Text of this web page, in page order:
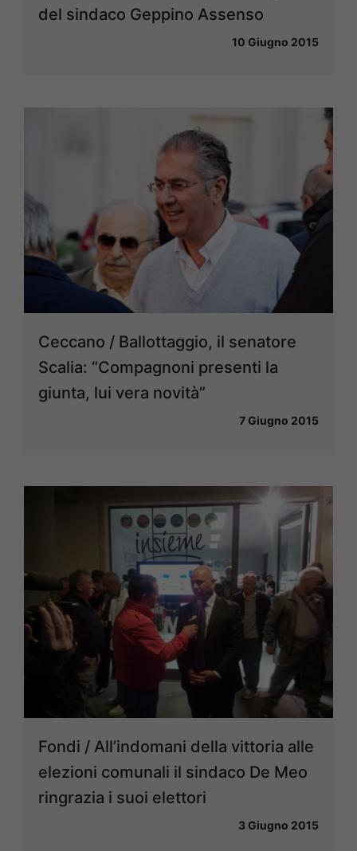
del sindaco Geppino Assenso
10 Giugno 2015
Ceccano / Ballottaggio, il senatore
Scalia: “Compagnoni presenti la
giunta, lui vera novità”
7 Giugno 2015
Fondi / All’indomani della vittoria alle
elezioni comunali il sindaco De Meo
ringrazia i suoi elettori
3 Giugno 2015